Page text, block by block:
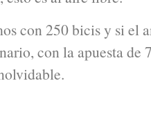
con 250 bicis y si el
con la apuesta de